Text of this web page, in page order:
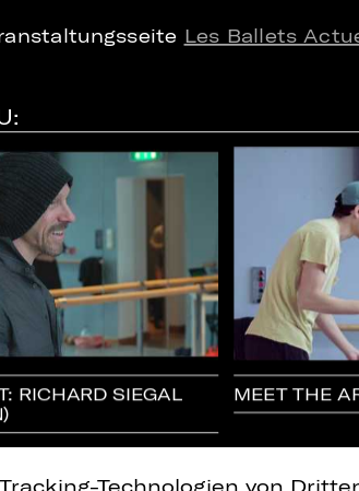
Les Ballets
RICHARD SIEGAL
MEET THE
Technologien von